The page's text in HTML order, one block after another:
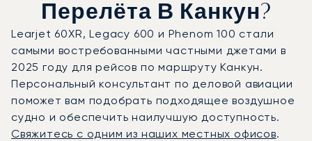
Перелёта В Канкун?
Learjet 60XR, Legacy 600 и Phenom 100 стали
самыми востребованными частными джетами в
2025 году для рейсов по маршруту Канкун.
Персональный консультант по деловой авиации
поможет вам подобрать подходящее воздушное
судно и обеспечить наилучшую доступность.
Свяжитесь с одним из наших местных офисов.